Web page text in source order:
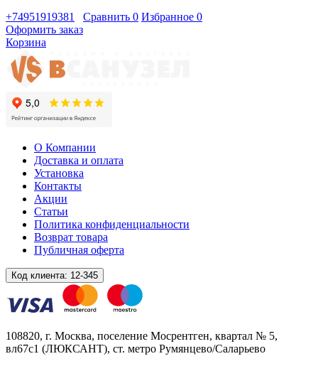
+74951919381
Сравнить 0 Избранное 0
Оформить заказ
Корзина
О Компании
Доставка и оплата
Установка
Контакты
Акции
Статьи
Политика конфиденциальности
Возврат товара
Публичная оферта
Код клиента: 12-345
108820, г. Москва, поселение Мосрентген, квартал № 5,
вл67с1 (ЛЮКСАНТ), ст. метро Румянцево/Саларьево